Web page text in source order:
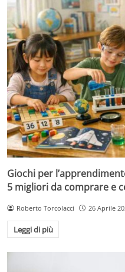
Giochi per
5 migliori da comprare e
Roberto Torcolacci 26 Aprile
Leggi di più